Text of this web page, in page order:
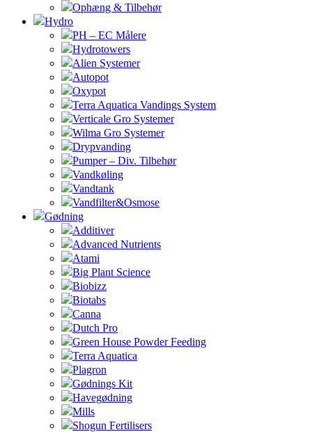
Ophæng & Tilbehør
Hydro
PH – EC Målere
Hydrotowers
Alien Systemer
Autopot
Oxypot
Terra Aquatica Vandings System
Verticale Gro Systemer
Wilma Gro Systemer
Drypvanding
Pumper – Div. Tilbehør
Vandkøling
Vandtank
Vandfilter&Osmose
Gødning
Additiver
Advanced Nutrients
Atami
Big Plant Science
Biobizz
Biotabs
Canna
Dutch Pro
Green House Powder Feeding
Terra Aquatica
Plagron
Gødnings Kit
Havegødning
Mills
Shogun Fertilisers